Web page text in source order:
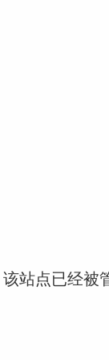
站点已经被